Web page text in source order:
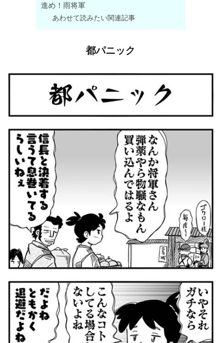
進め！雨将軍
あわせて読みたい関連記事
都パニック